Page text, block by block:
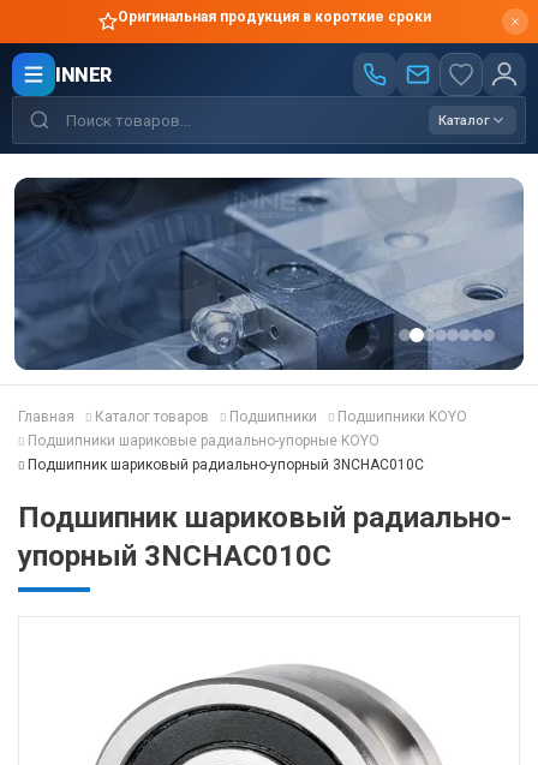
Оригинальная продукция в короткие сроки
INNER
Каталог
Главная Каталог товаров Подшипники
Подшипники KOYO
Подшипники шариковые радиально-упорные KOYO
Подшипник шариковый радиально-упорный 3NCHAC010C
Подшипник шариковый радиально-
упорный 3NCHAC010C